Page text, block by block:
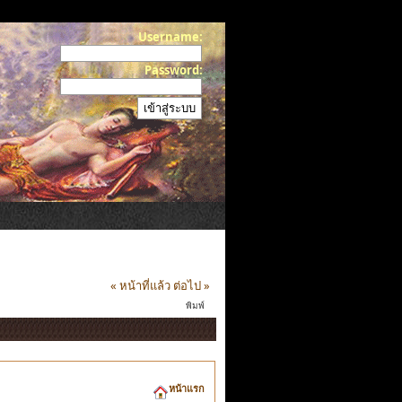
Username:
Password:
« หน้าที่แล้ว ต่อไป »
พิมพ์
หน้าแรก